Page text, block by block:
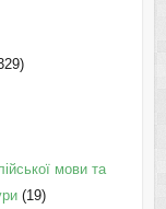
мови та
(19)